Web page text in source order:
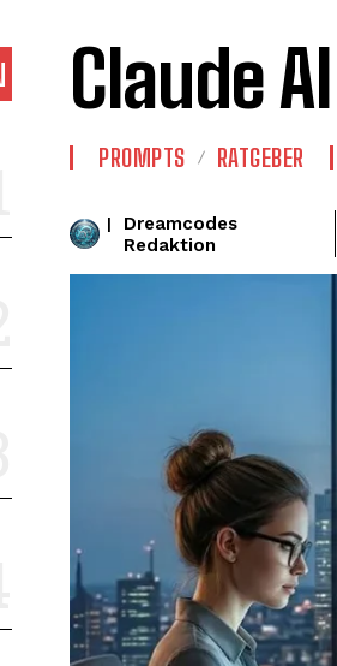
Claude
PROMPTS RATGEBER
|
Dreamcodes
Redaktion